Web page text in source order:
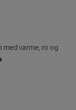
med varme, ro og